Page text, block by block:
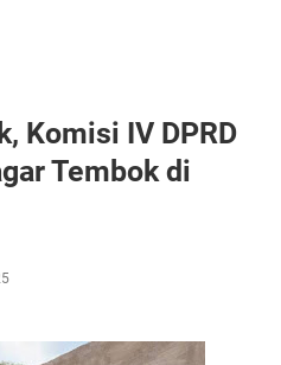
Komisi IV DPRD
Tembok di